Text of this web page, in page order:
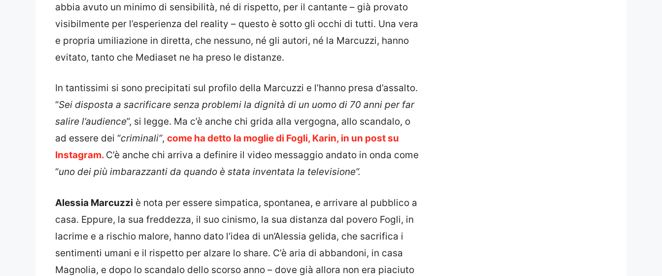
abbia avuto un minimo di sensibilità, né di rispetto, per il cantante – già provato
visibilmente per l’esperienza del reality – questo è sotto gli occhi di tutti. Una vera
e propria umiliazione in diretta, che nessuno, né gli autori, né la Marcuzzi, hanno
evitato, tanto che Mediaset ne ha preso le distanze.
In tantissimi si sono precipitati sul profilo della Marcuzzi e l’hanno presa d’assalto.
“Sei disposta a sacrificare senza problemi la dignità di un uomo di 70 anni per far
salire l’audience”, si legge. Ma c’è anche chi grida alla vergogna, allo scandalo, o
ad essere dei “criminali”, come ha detto la moglie di Fogli, Karin, in un post su
Instagram. C’è anche chi arriva a definire il video messaggio andato in onda come
“uno dei più imbarazzanti da quando è stata inventata la televisione”.
Alessia Marcuzzi è nota per essere simpatica, spontanea, e arrivare al pubblico a
casa. Eppure, la sua freddezza, il suo cinismo, la sua distanza dal povero Fogli, in
lacrime e a rischio malore, hanno dato l‘idea di un’Alessia gelida, che sacrifica i
sentimenti umani e il rispetto per alzare lo share. C’è aria di abbandoni, in casa
Magnolia, e dopo lo scandalo dello scorso anno – dove già allora non era piaciuto